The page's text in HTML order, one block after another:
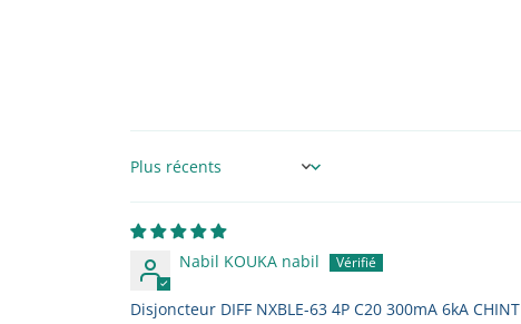
Sort by
Nabil KOUKA nabil
Disjoncteur DIFF NXBLE-63 4P C20 300mA 6kA CHINT